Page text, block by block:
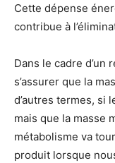
Cette dépense
contribue à
Dans le cadre
s’assurer que la
d’autres termes, si
mais que la masse
métabolisme va
produit lorsque